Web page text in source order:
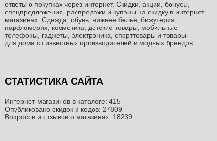
ответы о покупках через интернет. Скидки, акции, бонусы,
спецпредложения, распродажи и купоны на скидку в интернет-
магазинах. Одежда, обувь, нижнее бельё, бижутерия,
парфюмерия, косметика, детские товары, мобильные
телефоны, гаджеты, электроника, спорттовары и товары
для дома от известных производителей и модных брендов.
СТАТИСТИКА САЙТА
Интернет-магазинов в каталоге: 415
Опубликовано скидок и кодов: 27809
Вопросов и отзывов о магазинах: 18239